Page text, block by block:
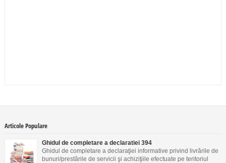
Articole Populare
Ghidul de completare a declaratiei 394
Ghidul de completare a declaraţiei informative privind livrările de
bunuri/prestările de servicii şi achiziţiile efectuate pe teritoriul